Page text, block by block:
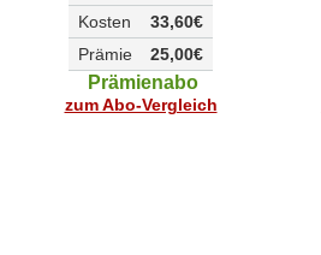
33,60€
Kosten
25,00€
Prämie
Prämienabo
zum Abo-Vergleich